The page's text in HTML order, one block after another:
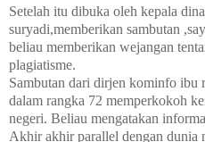
Setelah itu dibuka oleh kepala
suryadi,memberikan sambutan
beliau memberikan wejangan
plagiatisme.
Sambutan dari dirjen kominfo ibu
dalam rangka 72 memperkokoh
negeri. Beliau mengatakan
Akhir akhir parallel dengan dunia